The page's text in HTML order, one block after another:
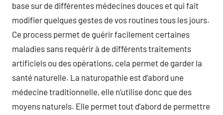
base sur de différentes médecines douces et qui fait
modifier quelques gestes de vos routines tous les jours.
Ce process permet de guérir facilement certaines
maladies sans requérir à de différents traitements
artificiels ou des opérations, cela permet de garder la
santé naturelle. La naturopathie est d’abord une
médecine traditionnelle, elle n’utilise donc que des
moyens naturels. Elle permet tout d’abord de permettre